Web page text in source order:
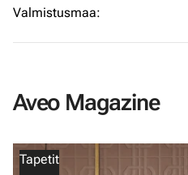
Valmistusmaa:
Aveo Magazine
Tapetit